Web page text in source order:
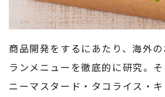
商品開発をするにあたり、海外
ランメニューを徹底的に研究。
ニーマスタード・タコライス・